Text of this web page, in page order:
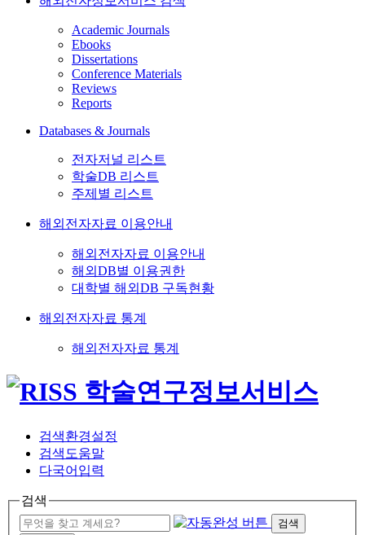
Academic Journals
Ebooks
Dissertations
Conference Materials
Reviews
Reports
Databases & Journals
전자저널 리스트
학술DB 리스트
주제별 리스트
해외전자자료 이용안내
해외전자자료 이용안내
해외DB별 이용권한
대학별 해외DB 구독현황
해외전자자료 통계
해외전자자료 통계
검색환경설정
검색도움말
다국어입력
검색
검색